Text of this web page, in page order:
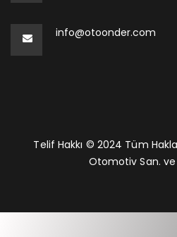
info@otoonder.com
Telif Hakkı © 2024 Tüm
Otomotiv San. ve